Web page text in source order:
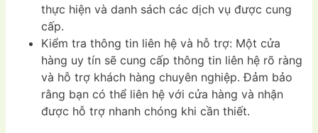
thực hiện và danh sách các dịch vụ được cung
cấp.
Kiểm tra thông tin liên hệ và hỗ trợ: Một cửa
hàng uy tín sẽ cung cấp thông tin liên hệ rõ ràng
và hỗ trợ khách hàng chuyên nghiệp. Đảm bảo
rằng bạn có thể liên hệ với cửa hàng và nhận
được hỗ trợ nhanh chóng khi cần thiết.